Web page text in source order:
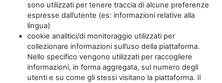
sono utilizzati per tenere traccia di alcune preferenze
espresse dall’utente (es: informazioni relative alla
lingua)
cookie analitici/di monitoraggio utilizzati per
collezionare informazioni sull’uso della piattaforma.
Nello specifico vengono utilizzati per raccogliere
informazioni, in forma aggregata, sul numero degli
utenti e su come gli stessi visitano la piattaforma. Il